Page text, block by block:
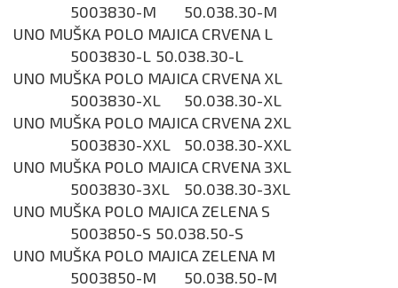
5003830-M
50.038.30-M
UNO MUŠKA POLO MAJICA CRVENA L
5003830-L 50.038.30-L
UNO MUŠKA POLO MAJICA CRVENA XL
5003830-XL
50.038.30-XL
UNO MUŠKA POLO MAJICA CRVENA 2XL
5003830-XXL
50.038.30-XXL
UNO MUŠKA POLO MAJICA CRVENA 3XL
5003830-3XL
50.038.30-3XL
UNO MUŠKA POLO MAJICA ZELENA S
5003850-S 50.038.50-S
UNO MUŠKA POLO MAJICA ZELENA M
5003850-M
50.038.50-M